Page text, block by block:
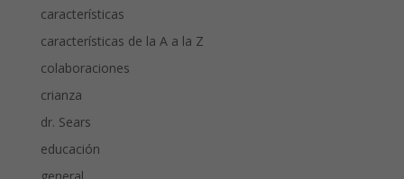
características
características de la A a la Z
colaboraciones
crianza
dr. Sears
educación